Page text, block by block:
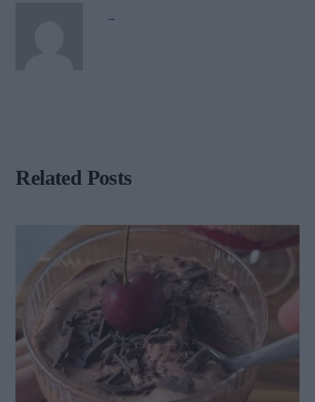
→
Related Posts